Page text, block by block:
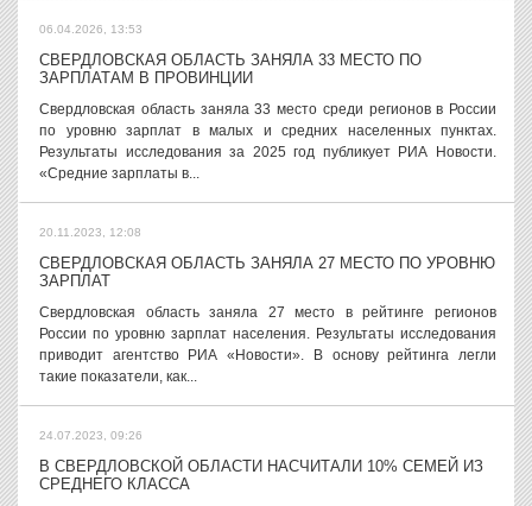
06.04.2026, 13:53
СВЕРДЛОВСКАЯ ОБЛАСТЬ ЗАНЯЛА 33 МЕСТО ПО
ЗАРПЛАТАМ В ПРОВИНЦИИ
Свердловская область заняла 33 место среди регионов в России
по уровню зарплат в малых и средних населенных пунктах.
Результаты исследования за 2025 год публикует РИА Новости.
«Средние зарплаты в...
20.11.2023, 12:08
СВЕРДЛОВСКАЯ ОБЛАСТЬ ЗАНЯЛА 27 МЕСТО ПО УРОВНЮ
ЗАРПЛАТ
Свердловская область заняла 27 место в рейтинге регионов
России по уровню зарплат населения. Результаты исследования
приводит агентство РИА «Новости». В основу рейтинга легли
такие показатели, как...
24.07.2023, 09:26
В СВЕРДЛОВСКОЙ ОБЛАСТИ НАСЧИТАЛИ 10% СЕМЕЙ ИЗ
СРЕДНЕГО КЛАССА